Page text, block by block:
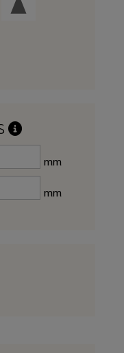
mm
mm